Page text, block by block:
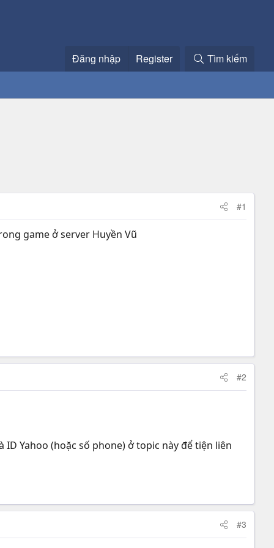
Đăng nhập Register Tìm kiếm
#1
game ở server Huyền Vũ
#2
Yahoo (hoặc số phone) ở topic này để tiện liên
#3